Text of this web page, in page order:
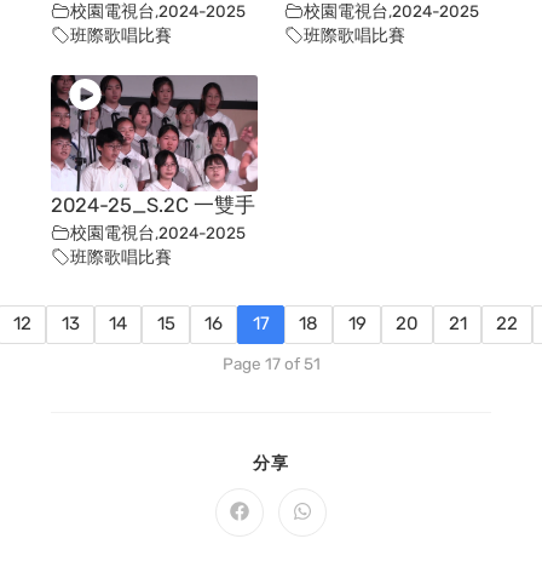
校園電視台,2024-2025
班際歌唱比賽
校園電視台,2024-2025
班際歌唱比賽
2024-25_S.2C 一雙手
校園電視台,2024-2025
班際歌唱比賽
12 13 14 15 16 17 18 19 20 21 22
Page 17 of 51
分享
CONTENT
Opens
Opens